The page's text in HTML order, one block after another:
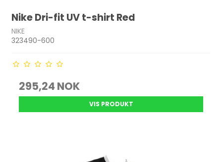
Nike Dri-fit UV t-shirt Red
NIKE
323490-600
295,24 NOK
VIS PRODUKT